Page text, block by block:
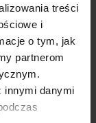
treści
i
o tym, jak
partnerom
innymi danymi